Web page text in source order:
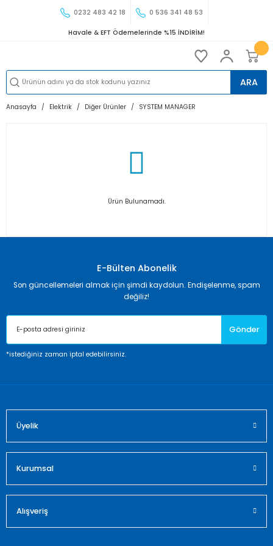
0232 483 42 18 0 536 341 48 53
Havale & EFT Ödemelerinde %15 İNDİRİM!
ARA
Anasayfa Elektrik Diğer Ürünler SYSTEM MANAGER
Ürün Bulunamadı.
E-Bülten Abonelik
Son güncellemeleri almak için şimdi kaydolun. Endişelenme, spam
değiliz!
Gönder
*istediğiniz zaman iptal edebilirsiniz.
Üyelik
Kurumsal
Alışveriş